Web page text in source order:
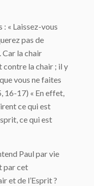
: « Laissez-vous
pas de
la chair
contre la chair ; il y
vous ne faites
16-17) « En effet,
ce qui est
ce qui est
Paul par vie
par cet
et de l’Esprit ?